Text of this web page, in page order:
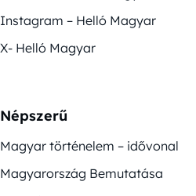
Instagram – Helló Magyar
X- Helló Magyar
Népszerű
Magyar történelem – idővonal
Magyarország Bemutatása